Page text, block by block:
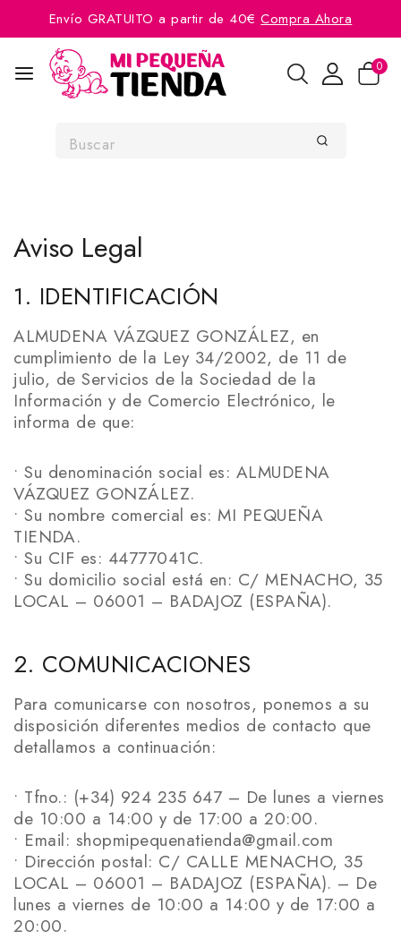
Envío GRATUITO a partir de 40€Compra Ahora
0
Aviso Legal
1. IDENTIFICACIÓN
ALMUDENA VÁZQUEZ GONZÁLEZ, en
cumplimiento de la Ley 34/2002, de 11 de
julio, de Servicios de la Sociedad de la
Información y de Comercio Electrónico, le
informa de que:
• Su denominación social es: ALMUDENA
VÁZQUEZ GONZÁLEZ.
• Su nombre comercial es: MI PEQUEÑA
TIENDA.
• Su CIF es: 44777041C.
• Su domicilio social está en: C/ MENACHO, 35
LOCAL – 06001 – BADAJOZ (ESPAÑA).
2. COMUNICACIONES
Para comunicarse con nosotros, ponemos a su
disposición diferentes medios de contacto que
detallamos a continuación:
• Tfno.: (+34) 924 235 647 – De lunes a viernes
de 10:00 a 14:00 y de 17:00 a 20:00.
• Email: shopmipequenatienda@gmail.com
• Dirección postal: C/ CALLE MENACHO, 35
LOCAL – 06001 – BADAJOZ (ESPAÑA). – De
lunes a viernes de 10:00 a 14:00 y de 17:00 a
20:00.